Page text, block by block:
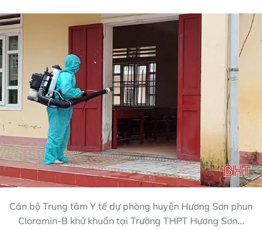
Cán bộ Trung tâm Y tế dự phòng huyện Hương Sơn phun
Cloramin-B khử khuẩn tại Trường THPT Hương Sơn...